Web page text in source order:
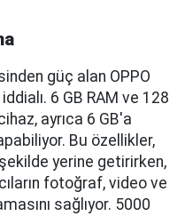
güç alan OPPO
6 GB RAM ve 128
ayrıca 6 GB'a
Bu özellikler,
yerine getirirken,
fotoğraf, video ve
sağlıyor. 5000